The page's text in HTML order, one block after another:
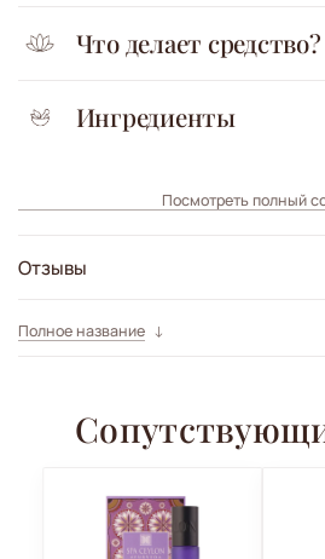
Что делает средство?
Ингредиенты
Посмотреть полный
Отзывы
Полное название